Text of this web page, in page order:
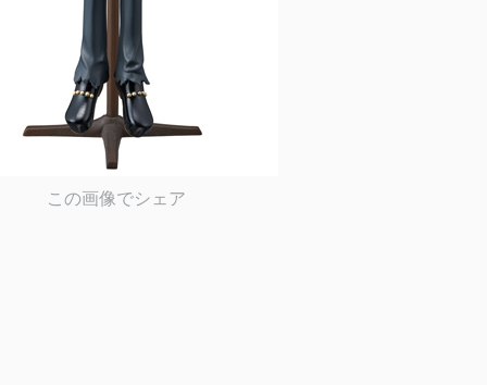
この画像でシェア